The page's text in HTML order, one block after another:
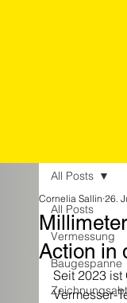
All Posts
Vermessung
Baugespanne
All Posts
Action in
Cornelia Sallin 26.
Seit 2023 ist
Vermesser-